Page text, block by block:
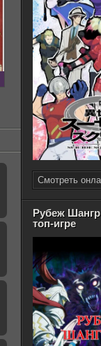
Смотреть
Рубеж
топ-игре